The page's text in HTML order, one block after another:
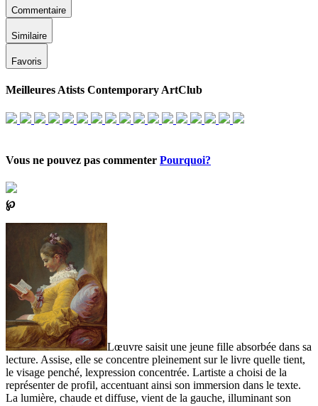
Commentaire
Similaire
Favoris
Meilleures Atists Contemporary ArtClub
Vous ne pouvez pas commenter Pourquoi?
℘
Lœuvre saisit une jeune fille absorbée dans sa
lecture. Assise, elle se concentre pleinement sur le livre quelle tient,
le visage penché, lexpression concentrée. Lartiste a choisi de la
représenter de profil, accentuant ainsi son immersion dans le texte.
La lumière, chaude et diffuse, vient de la gauche, illuminant son